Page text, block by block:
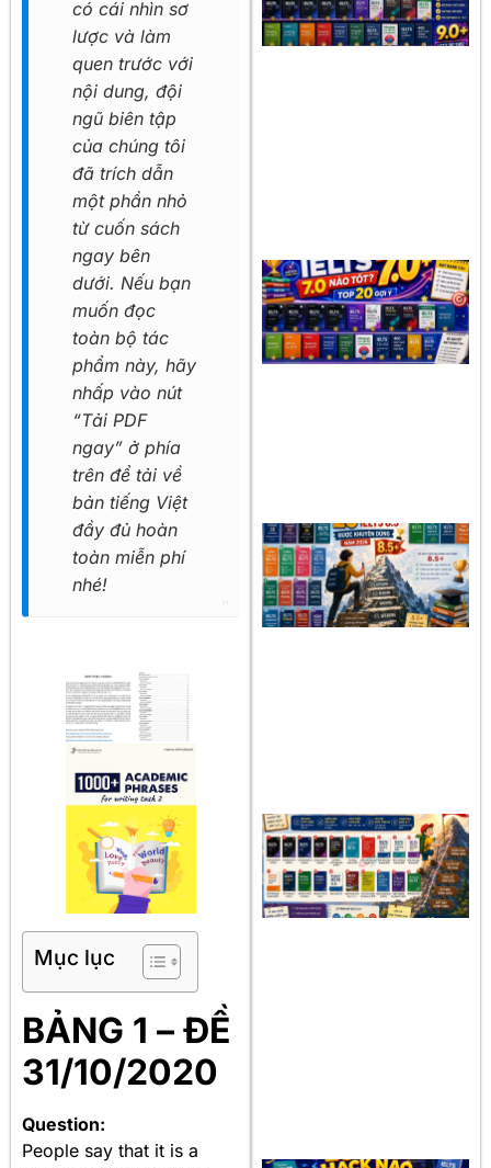
có cái nhìn sơ
lược và làm
quen trước với
nội dung, đội
ngũ biên tập
của chúng tôi
đã trích dẫn
một phần nhỏ
từ cuốn sách
ngay bên
dưới. Nếu bạn
muốn đọc
toàn bộ tác
phẩm này, hãy
nhấp vào nút
“Tải PDF
ngay” ở phía
trên để tải về
bản tiếng Việt
đầy đủ hoàn
toàn miễn phí
nhé!
Mục lục
BẢNG 1 – ĐỀ
31/10/2020
Question:
People say that it is a